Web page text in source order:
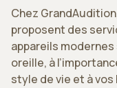
Chez
proposent des
appareils
oreille, à
style de vie et à